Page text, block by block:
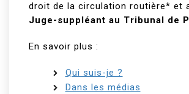
droit de la circulation routière* et
Juge-suppléant au Tribunal de
En savoir plus :
Qui suis-je ?
Dans les médias